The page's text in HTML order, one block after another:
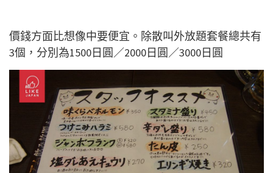
價錢方面比想像中要便宜。除散叫外放題套餐總共有
3個，分別為1500日圓／2000日圓／3000日圓